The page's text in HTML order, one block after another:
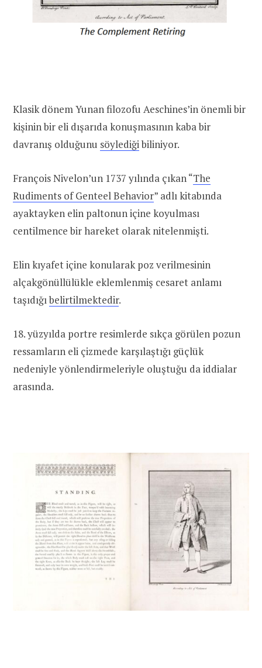
Klasik dönem Yunan filozofu Aeschines’in önemli bir
kişinin bir eli dışarıda konuşmasının kaba bir
davranış olduğunu söylediğibiliniyor.
François Nivelon’un 1737 yılında çıkan “The
Rudiments of Genteel Behavior” adlı kitabında
ayaktayken elin paltonun içine koyulması
centilmence bir hareket olarak nitelenmişti.
Elin kıyafet içine konularak poz verilmesinin
alçakgönüllülükle eklemlenmiş cesaret anlamı
taşıdığıbelirtilmektedir.
18. yüzyılda portre resimlerde sıkça görülen pozun
ressamların eli çizmede karşılaştığı güçlük
nedeniyle yönlendirmeleriyle oluştuğu da iddialar
arasında.